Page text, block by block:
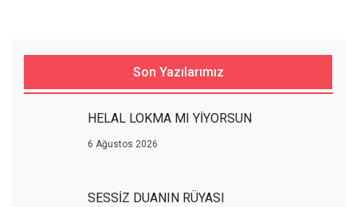
Son Yazılarımız
HELAL LOKMA MI YİYORSUN
6 Ağustos 2026
SESSİZ DUANIN RÜYASI